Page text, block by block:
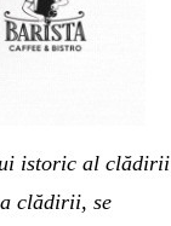
istoric al clădirii
clădirii, se